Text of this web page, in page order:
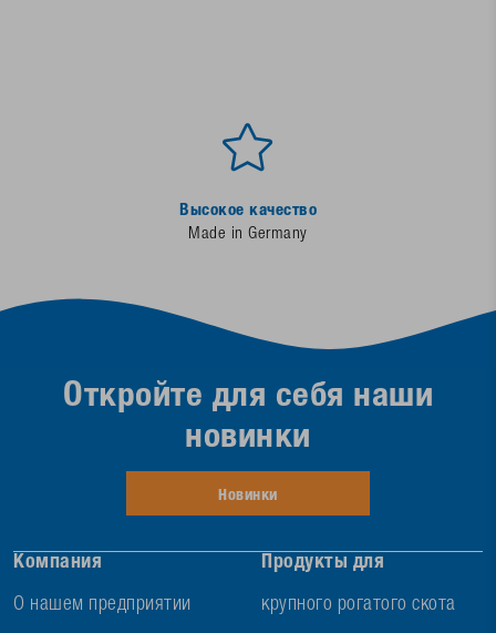
Высокое качество
Made in Germany
Компания
О нашем предприятии
Продукты для
крупного рогатого скота
Откройте для себя наши
новинки
Новинки